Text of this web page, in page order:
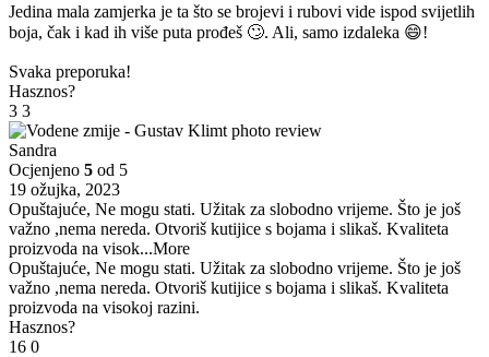
Jedina mala zamjerka je ta što se brojevi i rubovi vide ispod svijetlih
boja, čak i kad ih više puta prođeš 🙄. Ali, samo izdaleka 😄!
Svaka preporuka!
Hasznos?
3 3
Sandra
Ocjenjeno 5 od 5
19 ožujka, 2023
Opuštajuće, Ne mogu stati. Užitak za slobodno vrijeme. Što je još
važno ,nema nereda. Otvoriš kutijice s bojama i slikaš. Kvaliteta
proizvoda na visok...More
Opuštajuće, Ne mogu stati. Užitak za slobodno vrijeme. Što je još
važno ,nema nereda. Otvoriš kutijice s bojama i slikaš. Kvaliteta
proizvoda na visokoj razini.
Hasznos?
16 0